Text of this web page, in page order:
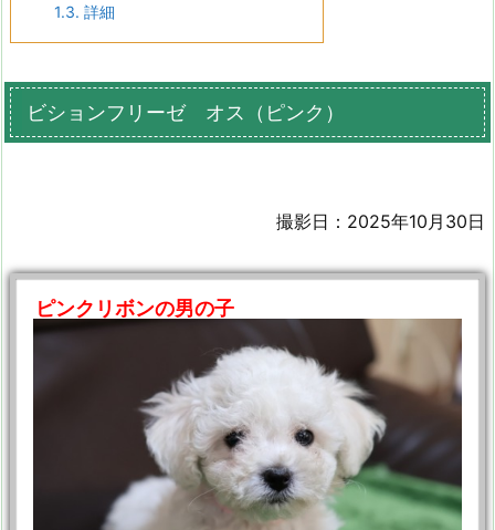
1.3. 詳細
ビションフリーゼ オス（ピンク）
撮影日：2025年10月30日
ピンクリボンの男の子